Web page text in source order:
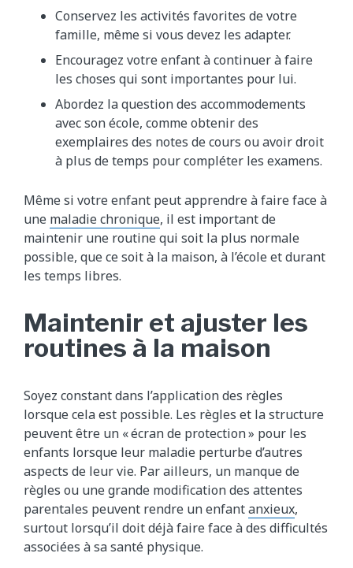
Conservez les activités favorites de votre
famille, même si vous devez les adapter.
Encouragez votre enfant à continuer à faire
les choses qui sont importantes pour lui.
Abordez la question des accommodements
avec son école, comme obtenir des
exemplaires des notes de cours ou avoir droit
à plus de temps pour compléter les examens.
Même si votre enfant peut apprendre à faire face à
une maladie chronique, il est important de
maintenir une routine qui soit la plus normale
possible, que ce soit à la maison, à l’école et durant
les temps libres.
Maintenir et ajuster les
routines à la maison
Soyez constant dans l’application des règles
lorsque cela est possible. Les règles et la structure
peuvent être un « écran de protection » pour les
enfants lorsque leur maladie perturbe d’autres
aspects de leur vie. Par ailleurs, un manque de
règles ou une grande modification des attentes
parentales peuvent rendre un enfantanxieux,
surtout lorsqu’il doit déjà faire face à des difficultés
associées à sa santé physique.